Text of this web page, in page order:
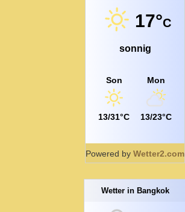
17°C
sonnig
Son
13/31°C
Mon
13/23°C
Powered by Wetter2.com
Wetter in Bangkok